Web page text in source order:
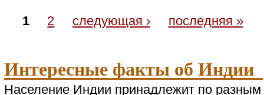
1
2 следующая › последняя »
Интересные факты об Индии
Население Индии принадлежит по разным